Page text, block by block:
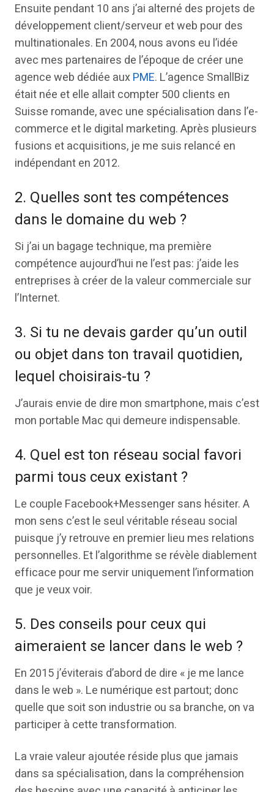
Ensuite pendant 10 ans j’ai alterné des projets de
développement client/serveur et web pour des
multinationales. En 2004, nous avons eu l’idée
avec mes partenaires de l’époque de créer une
agence web dédiée auxPME. L’agence SmallBiz
était née et elle allait compter 500 clients en
Suisse romande, avec une spécialisation dans l’e-
commerce et le digital marketing. Après plusieurs
fusions et acquisitions, je me suis relancé en
indépendant en 2012.
2. Quelles sont tes compétences
dans le domaine du web ?
Si j’ai un bagage technique, ma première
compétence aujourd’hui ne l’est pas: j’aide les
entreprises à créer de la valeur commerciale sur
l’Internet.
3. Si tu ne devais garder qu’un outil
ou objet dans ton travail quotidien,
lequel choisirais-tu ?
J’aurais envie de dire mon smartphone, mais c’est
mon portable Mac qui demeure indispensable.
4. Quel est ton réseau social favori
parmi tous ceux existant ?
Le couple Facebook+Messenger sans hésiter. A
mon sens c’est le seul véritable réseau social
puisque j’y retrouve en premier lieu mes relations
personnelles. Et l’algorithme se révèle diablement
efficace pour me servir uniquement l’information
que je veux voir.
5. Des conseils pour ceux qui
aimeraient se lancer dans le web ?
En 2015 j’éviterais d’abord de dire « je me lance
dans le web ». Le numérique est partout; donc
quelle que soit son industrie ou sa branche, on va
participer à cette transformation.
La vraie valeur ajoutée réside plus que jamais
dans sa spécialisation, dans la compréhension